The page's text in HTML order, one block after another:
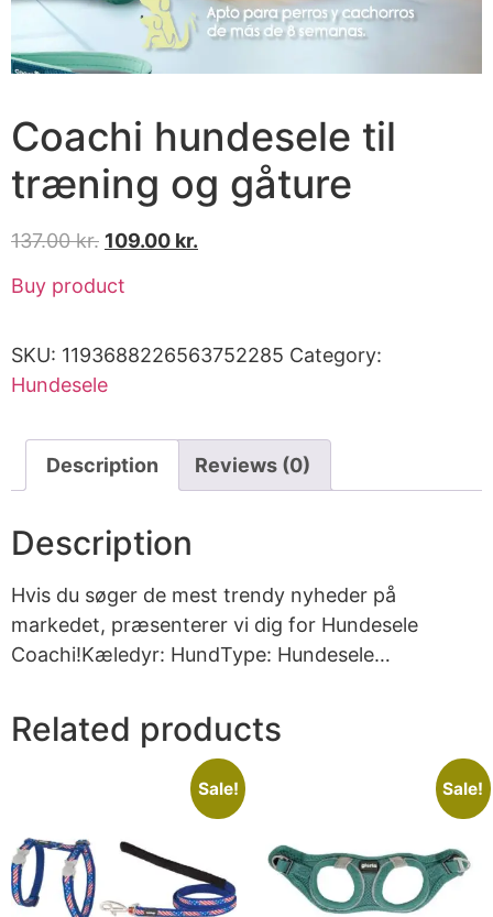
Coachi hundesele til
træning og gåture
137.00kr. 109.00 kr.
Buy product
SKU: 1193688226563752285 Category:
Hundesele
Description Reviews (0)
Description
Hvis du søger de mest trendy nyheder på
markedet, præsenterer vi dig for Hundesele
Coachi!Kæledyr: HundType: Hundesele…
Related products
Sale! Sale!